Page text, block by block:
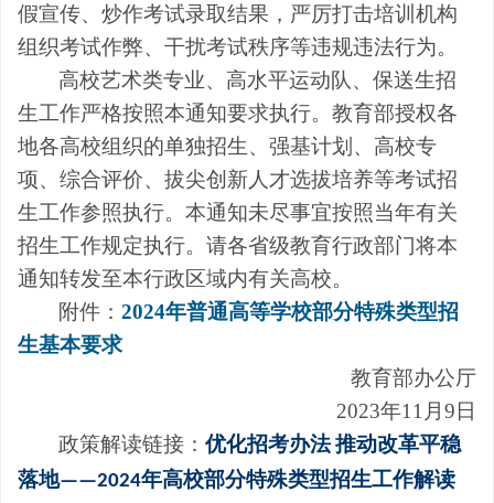
假宣传、炒作考试录取结果，严厉打击培训机构
组织考试作弊、干扰考试秩序等违规违法行为。
高校艺术类专业、高水平运动队、保送生招
生工作严格按照本通知要求执行。教育部授权各
地各高校组织的单独招生、强基计划、高校专
项、综合评价、拔尖创新人才选拔培养等考试招
生工作参照执行。本通知未尽事宜按照当年有关
招生工作规定执行。请各省级教育行政部门将本
通知转发至本行政区域内有关高校。
附件：2024年普通高等学校部分特殊类型招
生基本要求
教育部办公厅
2023年11月9日
政策解读链接：优化招考办法推动改革平稳
落地——2024年高校部分特殊类型招生工作解读